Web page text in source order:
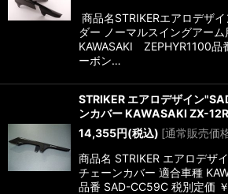
商品名STRIKERエアロデザイ
ダー ノーマルスイングアー
KAWASAKI ZEPHYR1100
ーボン…
STRIKER エアロデザイン
ンカバー KAWASAKI ZX-12R
14,355円(税込) [通常販売価
商品名 STRIKER エアロデザ
チェーンカバー 適合車種
品番 SAD-CC59C 税別定価